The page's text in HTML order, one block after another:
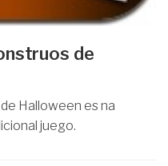
de
Halloween es na
juego.